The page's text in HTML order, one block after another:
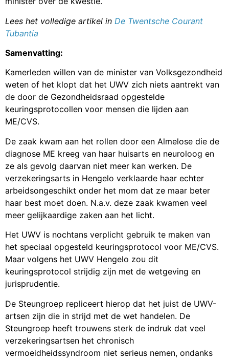
Lees het volledige artikel in De Twentsche Courant
Tubantia
Samenvatting:
Kamerleden willen van de minister van Volksgezondheid
weten of het klopt dat het UWV zich niets aantrekt van
de door de Gezondheidsraad opgestelde
keuringsprotocollen voor mensen die lijden aan
ME/CVS.
De zaak kwam aan het rollen door een Almelose die de
diagnose ME kreeg van haar huisarts en neuroloog en
ze als gevolg daarvan niet meer kan werken. De
verzekeringsarts in Hengelo verklaarde haar echter
arbeidsongeschikt onder het mom dat ze maar beter
haar best moet doen. N.a.v. deze zaak kwamen veel
meer gelijkaardige zaken aan het licht.
Het UWV is nochtans verplicht gebruik te maken van
het speciaal opgesteld keuringsprotocol voor ME/CVS.
Maar volgens het UWV Hengelo zou dit
keuringsprotocol strijdig zijn met de wetgeving en
jurisprudentie.
De Steungroep repliceert hierop dat het juist de UWV-
artsen zijn die in strijd met de wet handelen. De
Steungroep heeft trouwens sterk de indruk dat veel
verzekeringsartsen het chronisch
vermoeidheidssyndroom niet serieus nemen, ondanks